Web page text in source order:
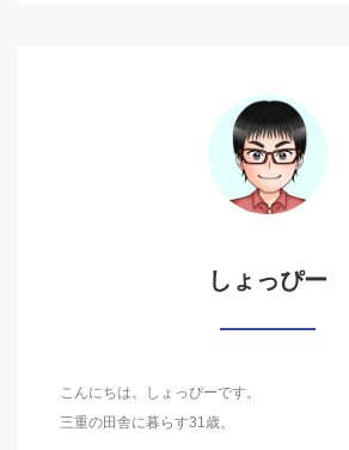
しょっぴー
こんにちは。しょっぴーです。
三重の田舎に暮らす31歳。